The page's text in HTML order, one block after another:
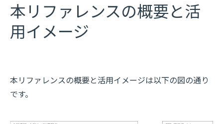
本リファレンスの概要と活
用イメージ
本リファレンスの概要と活用イメージは以下の図の通り
です。